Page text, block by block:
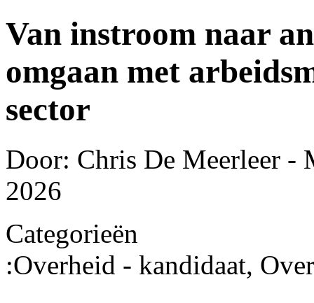
Van instroom naar
omgaan met
sector
Door: Chris De Meerleer -
2026
Categorieën
:Overheid - kandidaat,